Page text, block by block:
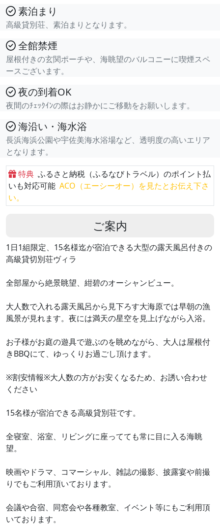
素泊まり
高級貸別荘、素泊まりとなります。
全館禁煙
屋根付きの玄関ポーチや、海眺望のバルコニーに喫煙スペ
ースございます。
夜の到着OK
夜間のﾁｪｯｸｲﾝの際はお静かにご移動をお願いします。
海沿い・海水浴
長浜海浜公園や宇佐美海水浴場など、透明度の高いエリア
となります。
特典 ふるさと納税（ふるなびトラベル）のポイント払
いも対応可能 ACO（エーシーオー）を見たとお伝え下さ
い。
ご案内
1日1組限定、15名様迄が宿泊できる大型の露天風呂付きの
高級貸切別荘ヴィラ
全部屋から絶景眺望、紺碧のオーシャンビュー。
大人数で入れる露天風呂から見下ろす大海原では早朝の漁
風景が見れます。夜には満天の星空を見上げながら入浴。
お子様がお庭の遊具で遊ぶのを眺めながら、大人は屋根付
きBBQにて、ゆっくりお過ごし頂けます。
※割安情報※大人数の方がお安くなるため、お誘い合わせ
ください
15名様が宿泊できる高級貸別荘です。
全寝室、浴室、リビングに座ってても常に目に入る海眺
望。
映画やドラマ、コマーシャル、雑誌の撮影、披露宴や前撮
りでもご利用頂いております。
会議や合宿、同窓会や各種教室、イベント等にもご利用頂
いております。